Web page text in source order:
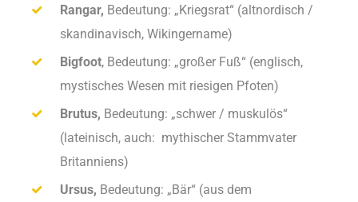
Rangar, Bedeutung: „Kriegsrat“ (altnordisch /
skandinavisch, Wikingername)
Bigfoot, Bedeutung: „großer Fuß“ (englisch,
mystisches Wesen mit riesigen Pfoten)
Brutus, Bedeutung: „schwer / muskulös“
(lateinisch, auch: mythischer Stammvater
Britanniens)
Ursus, Bedeutung: „Bär“ (aus dem